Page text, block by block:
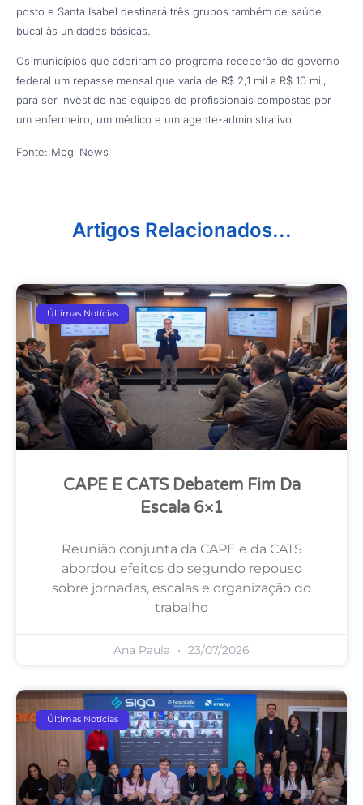
posto e Santa Isabel destinará três grupos também de saúde
bucal às unidades básicas.
Os municípios que aderiram ao programa receberão do governo
federal um repasse mensal que varia de R$ 2,1 mil a R$ 10 mil,
para ser investido nas equipes de profissionais compostas por
um enfermeiro, um médico e um agente-administrativo.
Fonte: Mogi News
Artigos Relacionados...
Últimas Notícias
CAPE E CATS Debatem Fim Da
Escala 6×1
Reunião conjunta da CAPE e da CATS
abordou efeitos do segundo repouso
sobre jornadas, escalas e organização do
trabalho
Ana Paula 23/07/2026
Últimas Notícias